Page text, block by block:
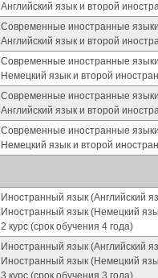
Английский язык и второй
Современные иностранные
Английский язык и второй
Современные иностранные
Немецкий язык и второй
Современные иностранные
Английский язык и второй
Современные иностранные
Немецкий язык и второй
Иностранный язык (Английский
Иностранный язык (Немецкий
2 курс (срок обучения 4 года)
Иностранный язык (Английский
Иностранный язык (Немецкий
3 курс (срок обучения 3 года)